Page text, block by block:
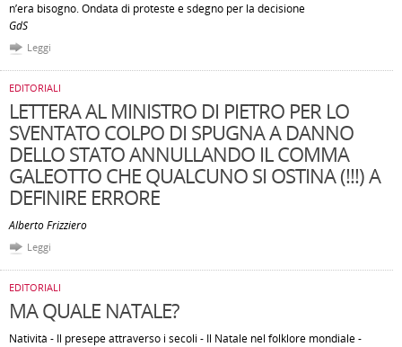
n’era bisogno. Ondata di proteste e sdegno per la decisione
GdS
Leggi
EDITORIALI
LETTERA AL MINISTRO DI PIETRO PER LO
SVENTATO COLPO DI SPUGNA A DANNO
DELLO STATO ANNULLANDO IL COMMA
GALEOTTO CHE QUALCUNO SI OSTINA (!!!) A
DEFINIRE ERRORE
Alberto Frizziero
Leggi
EDITORIALI
MA QUALE NATALE?
Natività - Il presepe attraverso i secoli - Il Natale nel folklore mondiale -